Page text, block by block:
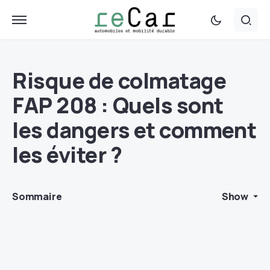
Risque de colmatage
FAP 208 : Quels sont
les dangers et comment
les éviter ?
Sommaire Show